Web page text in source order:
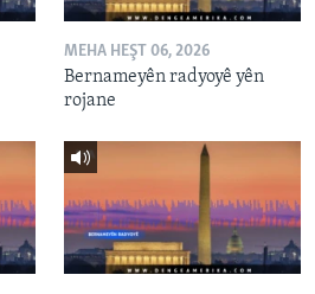
MEHA HEŞT 06, 2026
Bernameyên radyoyê yên
rojane